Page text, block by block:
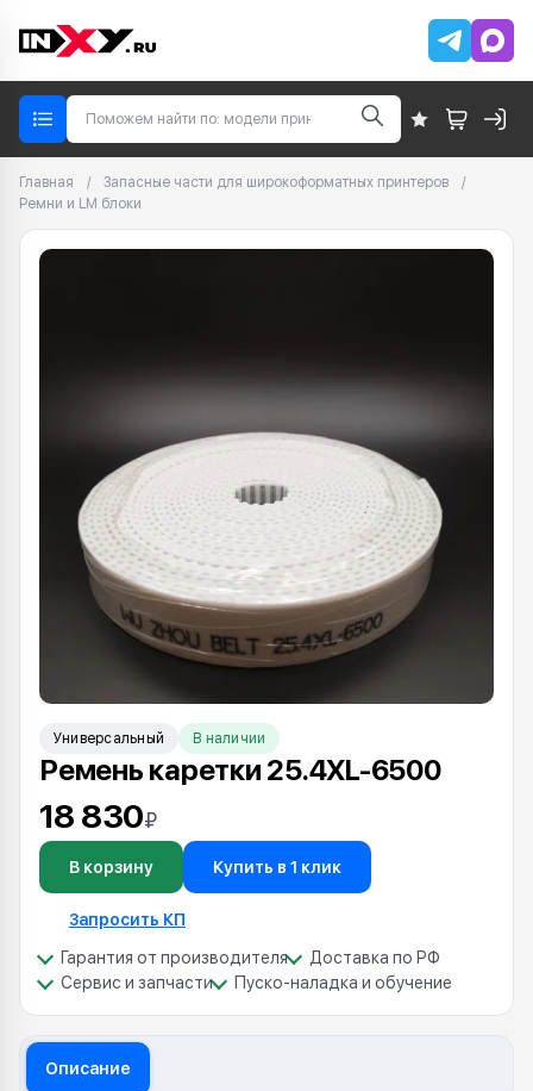
Главная / Запасные части для широкоформатных принтеров
/
Ремни и LM блоки
Универсальный В наличии
Ремень каретки 25.4XL-6500
18 830₽
В корзину Купить в 1 клик
Запросить КП
Гарантия от производителя
Доставка по РФ
Сервис и запчасти
Пуско-наладка и обучение
Описание